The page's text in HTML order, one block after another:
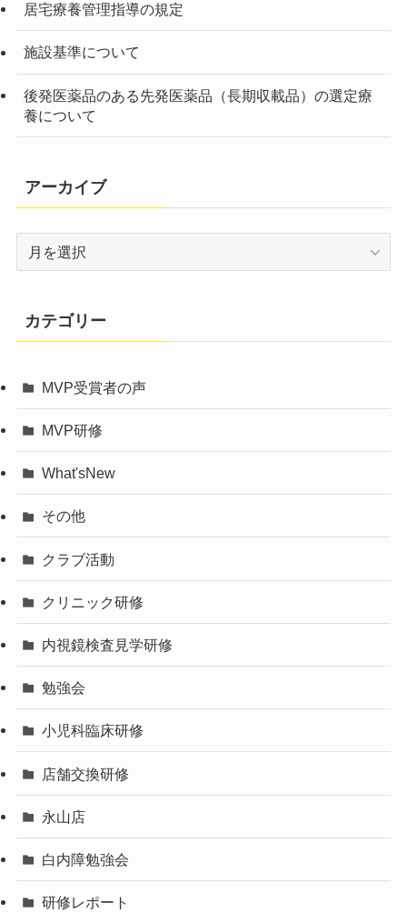
居宅療養管理指導の規定
施設基準について
後発医薬品のある先発医薬品（長期収載品）の選定療
養について
アーカイブ
ブ
カテゴリー
MVP受賞者の声
MVP研修
What'sNew
その他
クラブ活動
クリニック研修
内視鏡検査見学研修
勉強会
小児科臨床研修
店舗交換研修
永山店
白内障勉強会
研修レポート